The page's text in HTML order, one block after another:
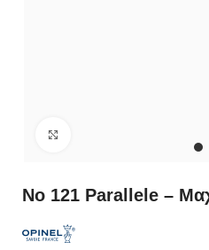
No 121 Parallele –